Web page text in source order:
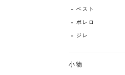
ベスト
ボレロ
ジレ
小物